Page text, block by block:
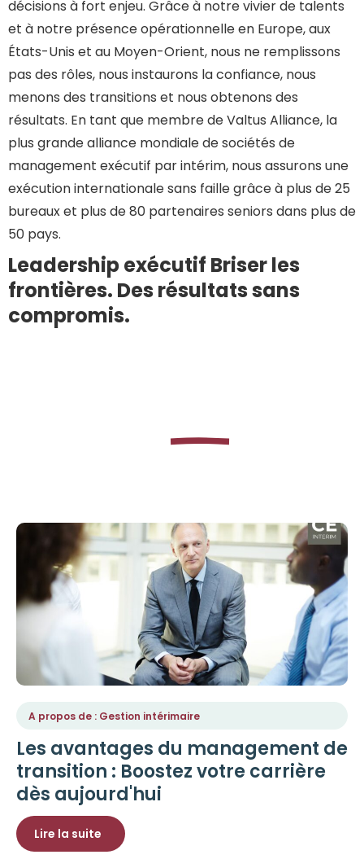
décisions à fort enjeu. Grâce à notre vivier de talents
et à notre présence opérationnelle en Europe, aux
États-Unis et au Moyen-Orient, nous ne remplissons
pas des rôles, nous instaurons la confiance, nous
menons des transitions et nous obtenons des
résultats. En tant que membre de Valtus Alliance, la
plus grande alliance mondiale de sociétés de
management exécutif par intérim, nous assurons une
exécution internationale sans faille grâce à plus de 25
bureaux et plus de 80 partenaires seniors dans plus de
50 pays.
Leadership exécutif Briser les
frontières. Des résultats sans
compromis.
que manager intérimaire
A propos de : Gestion intérimaire
Les avantages du management de
transition : Boostez votre carrière
dès aujourd'hui
Lire la suite